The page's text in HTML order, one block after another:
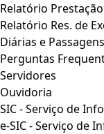
Relatório
Relatório Res. de
Diárias e Passagens
Perguntas
Servidores
Ouvidoria
SIC - Serviço de
e-SIC - Serviço de